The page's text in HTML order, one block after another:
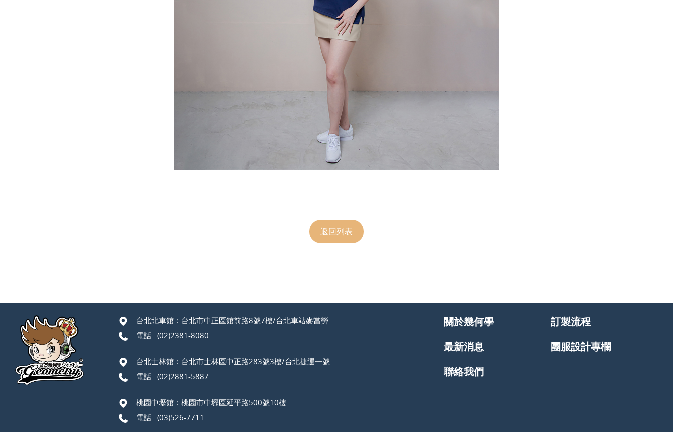
返回列表
關於幾何學
訂製流程
最新消息
團服設計專欄
聯絡我們
台北北車館：台北市中正區館前路8號7樓/台北車站麥當勞
電話 : (02)2381-8080
台北士林館：台北市士林區中正路283號3樓/台北捷運一號
電話 : (02)2881-5887
桃園中壢館：桃園市中壢區延平路500號10樓
電話 : (03)526-7711